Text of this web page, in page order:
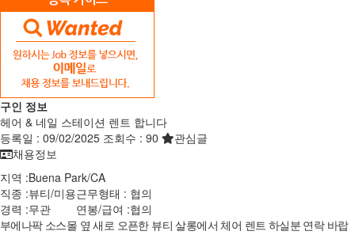
구인 정보
헤어 & 네일 스테이션 렌트 합니다
등록일 : 09/02/2025 조회수 : 90
관심글
채용정보
지역 :Buena Park/CA
직종 :뷰티/미용근무형태 : 협의
경력 :무관 연봉/급여 :협의
부에나팍 소스몰 옆 새로 오픈한 뷰티 살롱에서 체어 렌트 하실분 연락 바랍